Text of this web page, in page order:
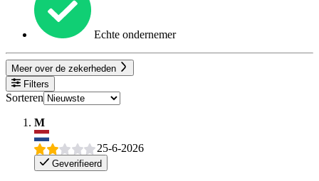
Echte ondernemer
Meer over de zekerheden
Filters
Sorteren
M
25-6-2026
Geverifieerd